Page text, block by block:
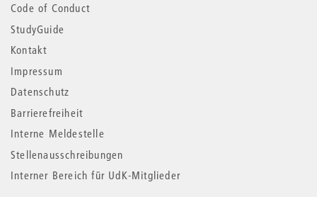
Code of Conduct
StudyGuide
Kontakt
Impressum
Datenschutz
Barrierefreiheit
Interne Meldestelle
Stellenausschreibungen
Interner Bereich für UdK-Mitglieder